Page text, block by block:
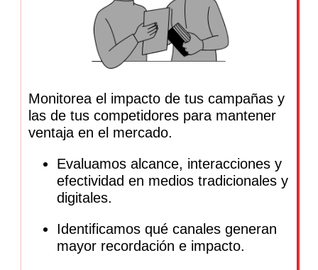
Monitorea el impacto de tus campañas y
las de tus competidores para mantener
ventaja en el mercado.
Evaluamos alcance, interacciones y
efectividad en medios tradicionales y
digitales.
Identificamos qué canales generan
mayor recordación e impacto.